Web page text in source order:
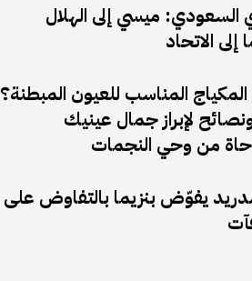
السعودي: ميسي إلى الهلال
إلى الاتحاد
المناسب للعيون المبطنة؟
لإبراز جمال عينيك
من وحي النجمات
يفوّض بنزيما بالتفاوض على